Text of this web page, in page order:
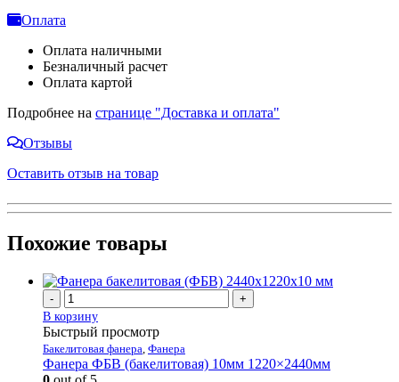
Оплата
Оплата наличными
Безналичный расчет
Оплата картой
Подробнее на странице "Доставка и оплата"
Отзывы
Оставить отзыв на товар
Похожие товары
-
+
В корзину
Быстрый просмотр
Бакелитовая фанера Фанера
Фанера ФБВ (бакелитовая) 10мм 1220×2440мм